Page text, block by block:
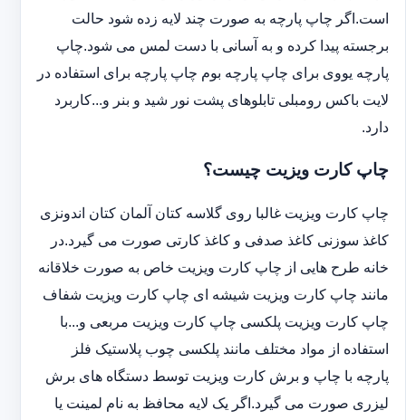
است.اگر چاپ پارچه به صورت چند لایه زده شود حالت
برجسته پیدا کرده و به آسانی با دست لمس می شود.چاپ
پارچه یووی برای چاپ پارچه بوم چاپ پارچه برای استفاده در
لایت باکس رومبلی تابلوهای پشت نور شید و بنر و...کاربرد
دارد.
چاپ کارت ویزیت چیست؟
چاپ کارت ویزیت غالبا روی گلاسه کتان آلمان کتان اندونزی
کاغذ سوزنی کاغذ صدفی و کاغذ کارتی صورت می گیرد.در
خانه طرح هایی از چاپ کارت ویزیت خاص به صورت خلاقانه
مانند چاپ کارت ویزیت شیشه ای چاپ کارت ویزیت شفاف
چاپ کارت ویزیت پلکسی چاپ کارت ویزیت مربعی و...با
استفاده از مواد مختلف مانند پلکسی چوب پلاستیک فلز
پارچه با چاپ و برش کارت ویزیت توسط دستگاه های برش
لیزری صورت می گیرد.اگر یک لایه محافظ به نام لمینت یا